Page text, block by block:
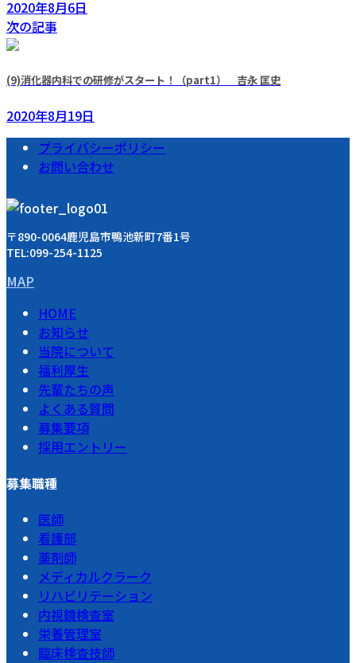
2020年8月6日
次の記事
(9)消化器内科での研修がスタート！（part1） 吉永 匡史
2020年8月19日
プライバシーポリシー
お問い合わせ
〒890-0064鹿児島市鴨池新町7番1号
TEL:099-254-1125
MAP
HOME
お知らせ
当院について
福利厚生
先輩たちの声
よくある質問
募集要項
採用エントリー
募集職種
医師
看護部
薬剤師
メディカルクラーク
リハビリテーション
内視鏡検査室
栄養管理室
臨床検査技師